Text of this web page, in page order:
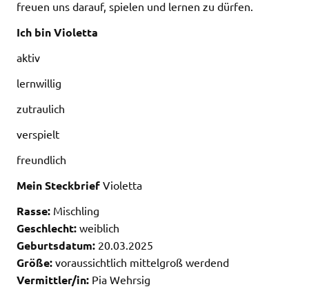
freuen uns darauf, spielen und lernen zu dürfen.
Ich bin Violetta
aktiv
lernwillig
zutraulich
verspielt
freundlich
Mein Steckbrief Violetta
Rasse: Mischling
Geschlecht: weiblich
Geburtsdatum: 20.03.2025
Größe: voraussichtlich mittelgroß werdend
Vermittler/in: Pia Wehrsig